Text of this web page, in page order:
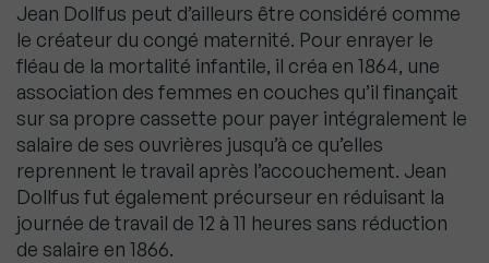
Jean Dollfus peut d’ailleurs être considéré comme
le créateur du congé maternité. Pour enrayer le
fléau de la mortalité infantile, il créa en 1864, une
association des femmes en couches qu’il finançait
sur sa propre cassette pour payer intégralement le
salaire de ses ouvrières jusqu’à ce qu’elles
reprennent le travail après l’accouchement. Jean
Dollfus fut également précurseur en réduisant la
journée de travail de 12 à 11 heures sans réduction
de salaire en 1866.